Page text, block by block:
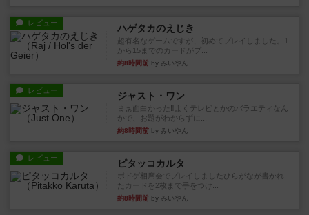
レビュー ハゲタカのえじき
超有名なゲームですが、初めてプレイしました。1
から15までのカードがプ...
約8時間前 by みいやん
レビュー ジャスト・ワン
まぁ面白かった‼️よくテレビとかのバラエティなん
かで、お題がわからずに...
約8時間前 by みいやん
レビュー ピタッコカルタ
ボドゲ相席会でプレイしましたひらがなが書かれ
たカードを2枚まで手をつけ...
約8時間前 by みいやん